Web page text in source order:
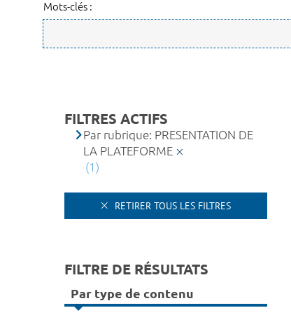
Mots-clés :
FILTRES ACTIFS
Par rubrique: PRESENTATION DE
LA PLATEFORME
(1)
RETIRER TOUS LES FILTRES
FILTRE DE RÉSULTATS
Par type de contenu